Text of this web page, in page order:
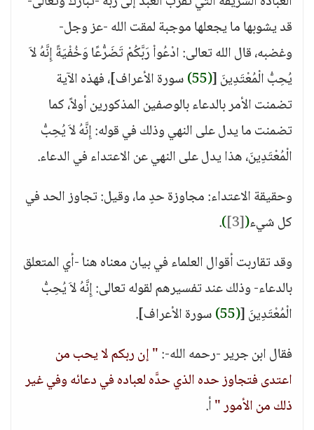
قد يشوبها ما يجعلها موجبة لمقت الله -عز وجل-
وغضبه، قال الله تعالى: ادْعُواْ رَبَّكُمْ تَضَرُّعًا وَخُفْيَةً إِنَّهُ لاَ
يُحِبُّ الْمُعْتَدِينَ [(55)
سورة الأعراف]، فهذه الآية
تضمنت الأمر بالدعاء بالوصفين المذكورين أولاً، كما
تضمنت ما يدل على النهي وذلك في قوله: إِنَّهُ لاَ يُحِبُّ
الْمُعْتَدِينَ، هذا يدل على النهي عن الاعتداء في الدعاء.
وحقيقة الاعتداء: مجاوزة حدٍ ما، وقيل: تجاوز الحد في
كل شيء(
[3]
)
.
وقد تقاربت أقوال العلماء في بيان معناه هنا -أي المتعلق
بالدعاء- وذلك عند تفسيرهم لقوله تعالى: إِنَّهُ لاَ يُحِبُّ
الْمُعْتَدِينَ [(55)
سورة الأعراف].
فقال ابن جرير -رحمه الله-:" إن ربكم لا يحب من
اعتدى فتجاوز حده الذي حدَّه لعباده في دعائه وفي غير
ذلك من الأمور "أ.